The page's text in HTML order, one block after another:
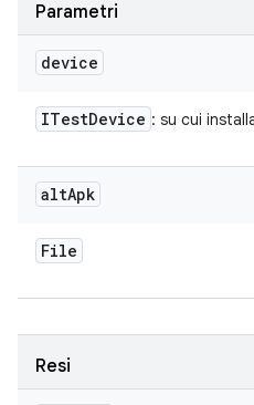
Parametri
device
ITestDevice : su cui
altApk
File
Resi